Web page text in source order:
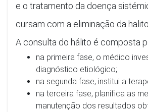
e o tratamento da doença
cursam com a eliminação da
A consulta do hálito é composta
na primeira fase, o médico
diagnóstico etiológico;
na segunda fase, institui a
na terceira fase, planifica as
manutenção dos resultados